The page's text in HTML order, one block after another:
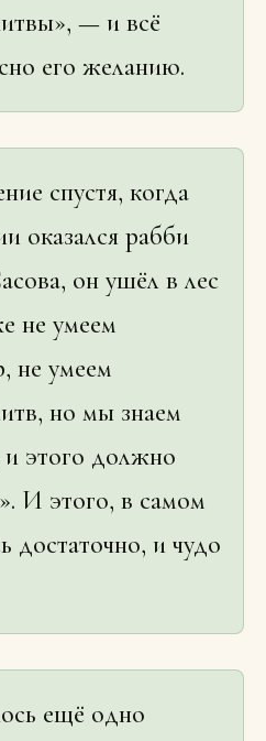
— и всё
его желанию.
спустя, когда
оказался рабби
он ушёл в лес
не умеем
не умеем
но мы знаем
и этого должно
И этого, в самом
достаточно, и чудо
ещё одно